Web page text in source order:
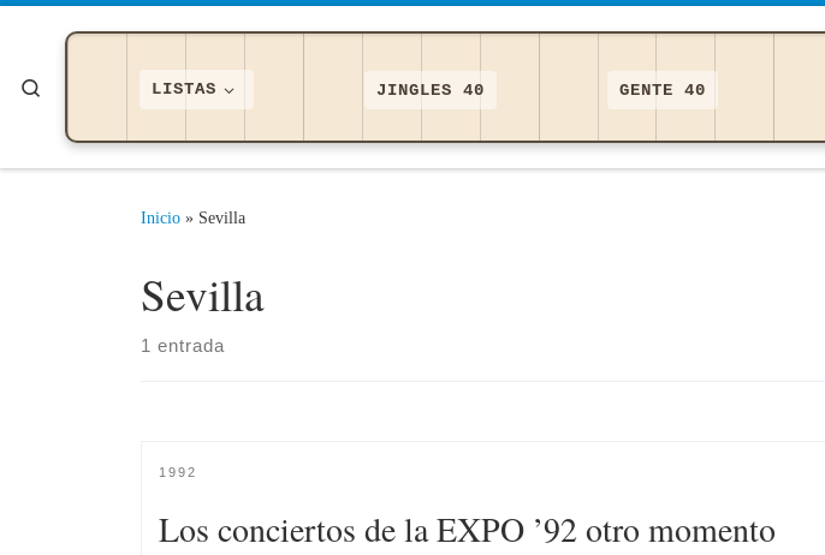
Saltar al contenido
LISTAS JINGLES 40 GENTE 40
Inicio » Sevilla
Sevilla
1 entrada
1992
Los conciertos de la EXPO ’92 otro momento